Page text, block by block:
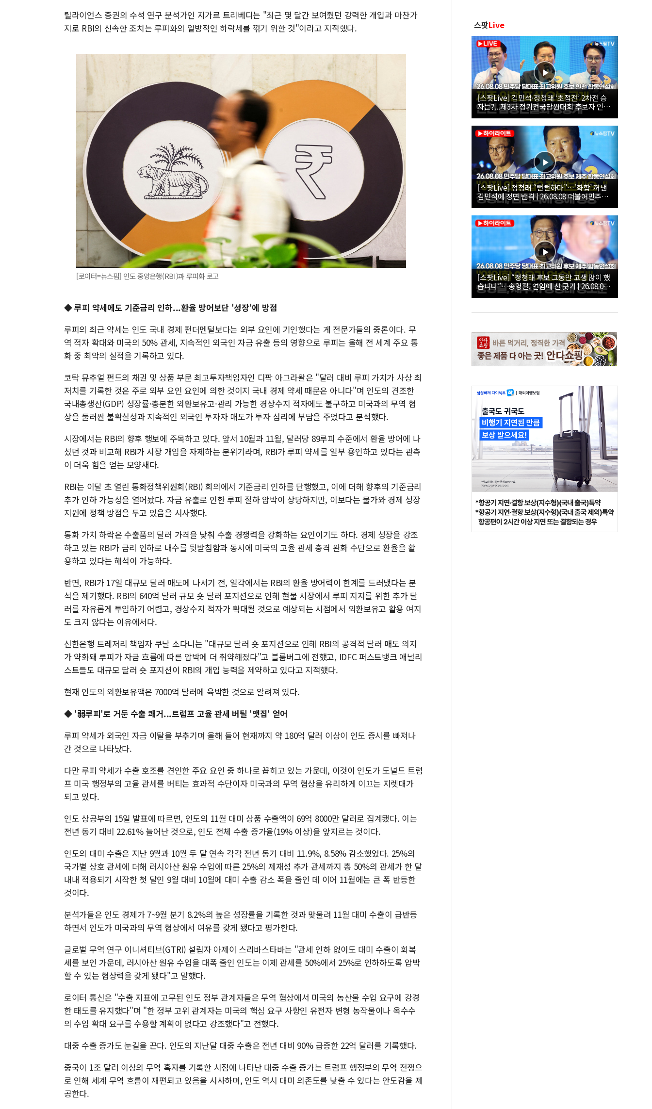
릴라이언스 증권의 수석 연구 분석가인 지가르 트리베디는 "최근 몇 달간 보여줬던 강력한 개입과 마찬가
지로 RBI의 신속한 조치는 루피화의 일방적인 하락세를 꺾기 위한 것"이라고 지적했다.
[로이터=뉴스핌] 인도 중앙은행(RBI)과 루피화 로고
◆ 루피 약세에도 기준금리 인하...환율 방어보단 '성장'에 방점
루피의 최근 약세는 인도 국내 경제 펀더멘털보다는 외부 요인에 기인했다는 게 전문가들의 중론이다. 무
역 적자 확대와 미국의 50% 관세, 지속적인 외국인 자금 유출 등의 영향으로 루피는 올해 전 세계 주요 통
화 중 최악의 실적을 기록하고 있다.
코탁 뮤추얼 펀드의 채권 및 상품 부문 최고투자책임자인 디팍 아그라왈은 "달러 대비 루피 가치가 사상 최
저치를 기록한 것은 주로 외부 요인 요인에 의한 것이지 국내 경제 약세 때문은 아니다"며 인도의 견조한
국내총생산(GDP) 성장률·충분한 외환보유고·관리 가능한 경상수지 적자에도 불구하고 미국과의 무역 협
상을 둘러싼 불확실성과 지속적인 외국인 투자자 매도가 투자 심리에 부담을 주었다고 분석했다.
시장에서는 RBI의 향후 행보에 주목하고 있다. 앞서 10월과 11월, 달러당 89루피 수준에서 환율 방어에 나
섰던 것과 비교해 RBI가 시장 개입을 자제하는 분위기라며, RBI가 루피 약세를 일부 용인하고 있다는 관측
이 더욱 힘을 얻는 모양새다.
RBI는 이달 초 열린 통화정책위원회(RBI) 회의에서 기준금리 인하를 단행했고, 이에 더해 향후의 기준금리
추가 인하 가능성을 열어놨다. 자금 유출로 인한 루피 절하 압박이 상당하지만, 이보다는 물가와 경제 성장
지원에 정책 방점을 두고 있음을 시사했다.
통화 가치 하락은 수출품의 달러 가격을 낮춰 수출 경쟁력을 강화하는 요인이기도 하다. 경제 성장을 강조
하고 있는 RBI가 금리 인하로 내수를 뒷받침함과 동시에 미국의 고율 관세 충격 완화 수단으로 환율을 활
용하고 있다는 해석이 가능하다.
반면, RBI가 17일 대규모 달러 매도에 나서기 전, 일각에서는 RBI의 환율 방어력이 한계를 드러냈다는 분
석을 제기했다. RBI의 640억 달러 규모 숏 달러 포지션으로 인해 현물 시장에서 루피 지지를 위한 추가 달
러를 자유롭게 투입하기 어렵고, 경상수지 적자가 확대될 것으로 예상되는 시점에서 외환보유고 활용 여지
도 크지 않다는 이유에서다.
신한은행 트레저리 책임자 쿠날 소다니는 "대규모 달러 숏 포지션으로 인해 RBI의 공격적 달러 매도 의지
가 약화돼 루피가 자금 흐름에 따른 압박에 더 취약해졌다"고 블룸버그에 전했고, IDFC 퍼스트뱅크 애널리
스트들도 대규모 달러 숏 포지션이 RBI의 개입 능력을 제약하고 있다고 지적했다.
현재 인도의 외환보유액은 7000억 달러에 육박한 것으로 알려져 있다.
◆ '弱루피'로 거둔 수출 쾌거...트럼프 고율 관세 버틸 '맷집' 얻어
루피 약세가 외국인 자금 이탈을 부추기며 올해 들어 현재까지 약 180억 달러 이상이 인도 증시를 빠져나
간 것으로 나타났다.
다만 루피 약세가 수출 호조를 견인한 주요 요인 중 하나로 꼽히고 있는 가운데, 이것이 인도가 도널드 트럼
프 미국 행정부의 고율 관세를 버티는 효과적 수단이자 미국과의 무역 협상을 유리하게 이끄는 지렛대가
되고 있다.
인도 상공부의 15일 발표에 따르면, 인도의 11월 대미 상품 수출액이 69억 8000만 달러로 집계됐다. 이는
전년 동기 대비 22.61% 늘어난 것으로, 인도 전체 수출 증가율(19% 이상)을 앞지르는 것이다.
인도의 대미 수출은 지난 9월과 10월 두 달 연속 각각 전년 동기 대비 11.9%, 8.58% 감소했었다. 25%의
국가별 상호 관세에 더해 러시아산 원유 수입에 따른 25%의 제재성 추가 관세까지 총 50%의 관세가 한 달
내내 적용되기 시작한 첫 달인 9월 대비 10월에 대미 수출 감소 폭을 줄인 데 이어 11월에는 큰 폭 반등한
것이다.
분석가들은 인도 경제가 7~9월 분기 8.2%의 높은 성장률을 기록한 것과 맞물려 11월 대미 수출이 급반등
하면서 인도가 미국과의 무역 협상에서 여유를 갖게 됐다고 평가한다.
글로벌 무역 연구 이니셔티브(GTRI) 설립자 아제이 스리바스타바는 "관세 인하 없이도 대미 수출이 회복
세를 보인 가운데, 러시아산 원유 수입을 대폭 줄인 인도는 이제 관세를 50%에서 25%로 인하하도록 압박
할 수 있는 협상력을 갖게 됐다"고 말했다.
로이터 통신은 "수출 지표에 고무된 인도 정부 관계자들은 무역 협상에서 미국의 농산물 수입 요구에 강경
한 태도를 유지했다"며 "한 정부 고위 관계자는 미국의 핵심 요구 사항인 유전자 변형 농작물이나 옥수수
의 수입 확대 요구를 수용할 계획이 없다고 강조했다"고 전했다.
대중 수출 증가도 눈길을 끈다. 인도의 지난달 대중 수출은 전년 대비 90% 급증한 22억 달러를 기록했다.
중국이 1조 달러 이상의 무역 흑자를 기록한 시점에 나타난 대중 수출 증가는 트럼프 행정부의 무역 전쟁으
로 인해 세계 무역 흐름이 재편되고 있음을 시사하며, 인도 역시 대미 의존도를 낮출 수 있다는 안도감을 제
공한다.
스팟Live
[스팟Live] 김민석·정청래 ‘초접전’ 2차전 승
자는?...제3차 정기전국당원대회 후보자 인천
합동연설회 생중계 | 26.08.08
[스팟Live] 정청래 “뻔뻔하다”…‘화합’ 꺼낸
김민석에 정면 반격 | 26.08.08 더불어민주당
당대표·최고위원 후보 제주 합동연설회
[스팟Live] “정청래 후보 그동안 고생 많이 했
습니다”…송영길, 연임에 선 긋기 | 26.08.08
더불어민주당 당대표·최고위원 후보 제주 합